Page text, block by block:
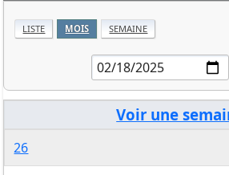
LISTE MOIS SEMAINE
26